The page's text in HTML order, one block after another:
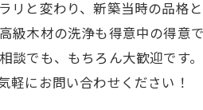
と変わり、新築当時の品格と
級木材の洗浄も得意中の得意で
談でも、もちろん大歓迎です
軽にお問い合わせください！